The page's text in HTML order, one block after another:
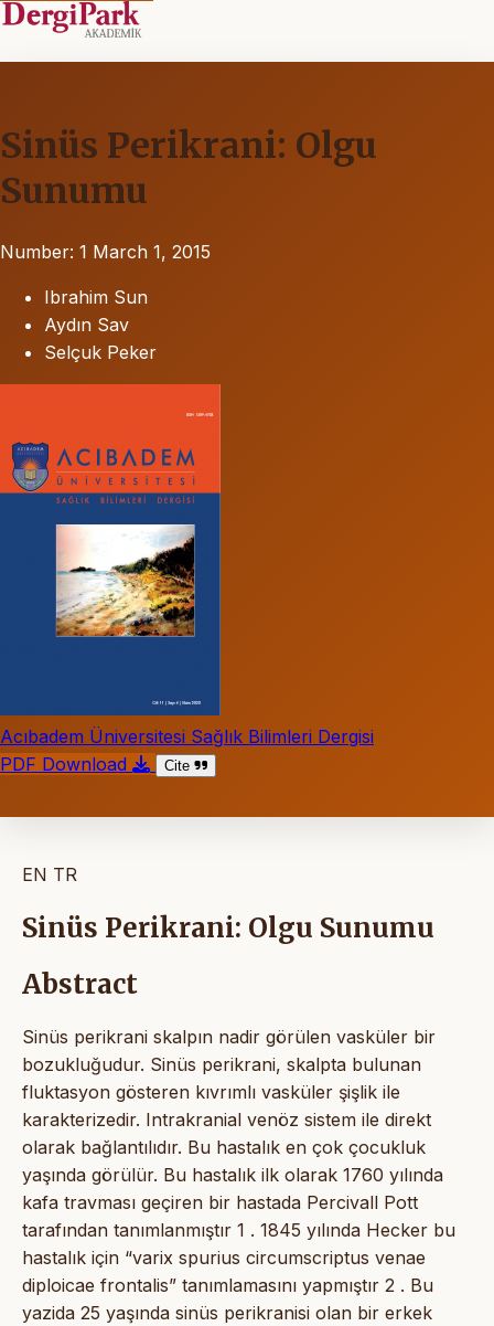
Sinüs Perikrani: Olgu
Sunumu
Number: 1 March 1, 2015
Ibrahim Sun
Aydın Sav
Selçuk Peker
Acıbadem Üniversitesi Sağlık Bilimleri Dergisi
PDF Download
Cite
EN TR
Sinüs Perikrani: Olgu Sunumu
Abstract
Sinüs perikrani skalpın nadir görülen vasküler bir
bozukluğudur. Sinüs perikrani, skalpta bulunan
fluktasyon gösteren kıvrımlı vasküler şişlik ile
karakterizedir. Intrakranial venöz sistem ile direkt
olarak bağlantılıdır. Bu hastalık en çok çocukluk
yaşında görülür. Bu hastalık ilk olarak 1760 yılında
kafa travması geçiren bir hastada Percivall Pott
tarafından tanımlanmıştır 1 . 1845 yılında Hecker bu
hastalık için “varix spurius circumscriptus venae
diploicae frontalis” tanımlamasını yapmıştır 2 . Bu
yazida 25 yaşında sinüs perikranisi olan bir erkek